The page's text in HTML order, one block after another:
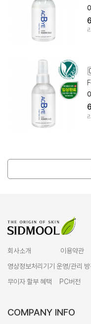
회사소개 이용약관
영상정보처리기기 운영/관리 방
무이자 할부 혜택
PC버전
COMPANY INFO